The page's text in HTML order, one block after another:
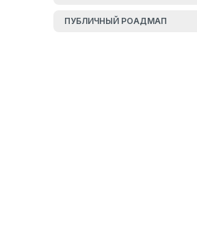
Сегменты FinOps
ПУБЛИЧНЫЙ РОАДМАП